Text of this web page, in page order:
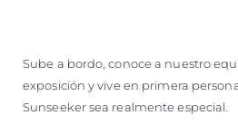
Sube a bordo, conoce a nuestro
exposición y vive en primera
Sunseeker sea realmente especial.